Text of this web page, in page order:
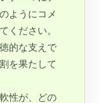
ようにコメ
ください。
的な支えで
を果たして
性が、どの